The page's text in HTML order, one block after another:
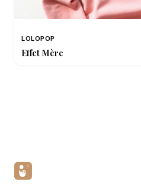
LOLOPOP
Effet Mère